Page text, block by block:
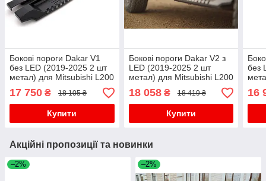
Бокові пороги Dakar V1
без LED (2019-2025 2 шт
метал) для Mitsubishi L200
17 750 ₴ 18 105 ₴
Купити
Бокові пороги Dakar V2 з
LED (2019-2025 2 шт
метал) для Mitsubishi L200
18 058₴ 18 419 ₴
Купити
без
16
Акційні пропозиції та новинки
–2% –2%